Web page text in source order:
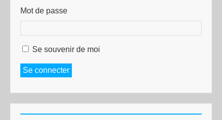
Mot de passe
Se souvenir de moi
Se connecter